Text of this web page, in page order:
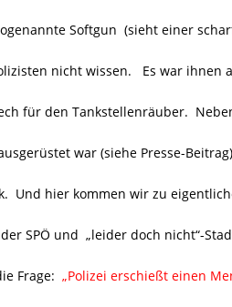
Softgun (sieht einer
nicht wissen. Es war ihnen
für den Tankstellenräuber.
war (siehe Presse-
Und hier kommen wir zu
SPÖ und „leider doch nicht“-
Frage: „Polizei erschießt einen